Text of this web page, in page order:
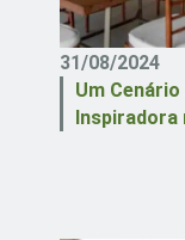
31/08/2024
Um